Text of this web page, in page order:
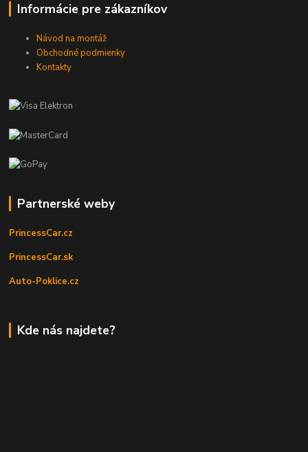
Informácie pre zákazníkov
Návod na montáž
Obchodné podmienky
Kontakty
Partnerské weby
PrincessCar.cz
PrincessCar.sk
Auto-Poklice.cz
Kde nás najdete?